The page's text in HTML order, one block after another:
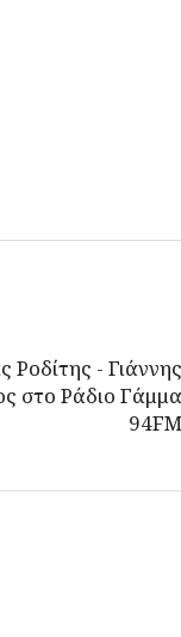
Ροδίτης - Γιάννης
στο Ράδιο Γάμμα
94FM